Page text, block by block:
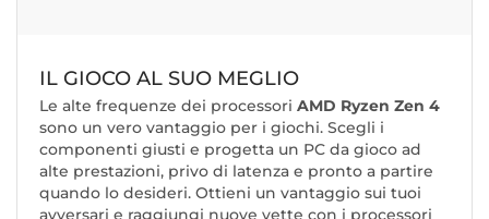
IL GIOCO AL SUO MEGLIO
Le alte frequenze dei processori AMD Ryzen Zen 4
sono un vero vantaggio per i giochi. Scegli i
componenti giusti e progetta un PC da gioco ad
alte prestazioni, privo di latenza e pronto a partire
quando lo desideri. Ottieni un vantaggio sui tuoi
avversari e raggiungi nuove vette con i processori